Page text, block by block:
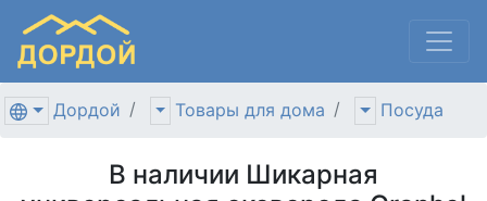
Дордой Товары для дома Посуда
В наличии Шикарная